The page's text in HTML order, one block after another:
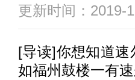
更新时间：2019-
[导读]你想知道速
如福州鼓楼一有